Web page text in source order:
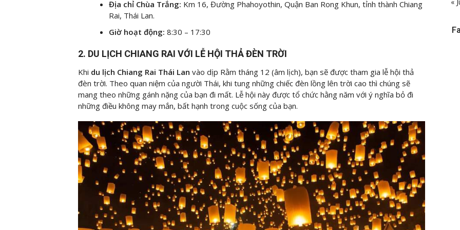
Địa chỉ Chùa Trắng: Km 16, Đường Phahoyothin, Quận Ban Rong Khun, tỉnh thành Chiang
Rai, Thái Lan.
Giờ hoạt động: 8:30 – 17:30
2. DU LỊCH CHIANG RAI VỚI LỄ HỘI THẢ ĐÈN TRỜI
Khi du lịch Chiang Rai Thái Lan vào dịp Rằm tháng 12 (âm lịch), bạn sẽ được tham gia lễ hội thả
đèn trời. Theo quan niệm của người Thái, khi tung những chiếc đèn lồng lên trời cao thì chúng sẽ
mang theo những gánh nặng của bạn đi mất. Lễ hội này được tổ chức hằng năm với ý nghĩa bỏ đi
những điều không may mắn, bất hạnh trong cuộc sống của bạn.